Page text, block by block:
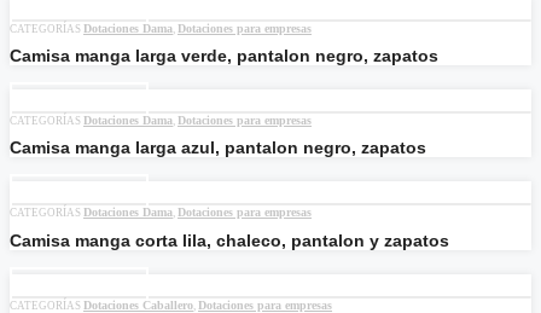
CATEGORÍAS Dotaciones Dama Dotaciones para empresas
Camisa manga larga verde, pantalon negro, zapatos
CATEGORÍAS Dotaciones Dama , Dotaciones para empresas
Camisa manga larga azul, pantalon negro, zapatos
CATEGORÍAS Dotaciones Dama, Dotaciones para empresas
Camisa manga corta lila, chaleco, pantalon y zapatos
CATEGORÍAS Dotaciones Caballero Dotaciones para empresas